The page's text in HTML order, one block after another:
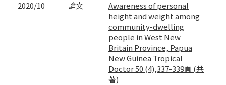
2020/10
論文
Awareness of personal
height and weight among
community-dwelling
people in West New
Britain Province, Papua
New Guinea Tropical
Doctor 50 (4),337-339頁 (共
著)